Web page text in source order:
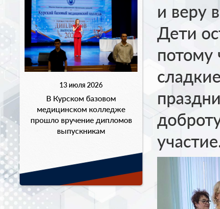
13 июля 2026
В Курском базовом
медицинском колледже
прошло вручение дипломов
выпускникам
и веру
Дети
потому